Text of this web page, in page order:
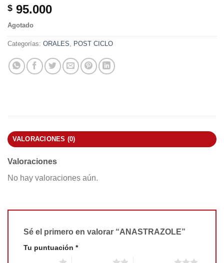
$ 95.000
Agotado
Categorías: ORALES POST CICLO
VALORACIONES (0)
Valoraciones
No hay valoraciones aún.
Sé el primero en valorar “ANASTRAZOLE”
Tu puntuación *